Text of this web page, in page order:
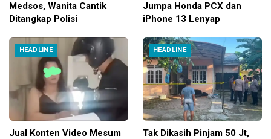
Medsos, Wanita Cantik
Ditangkap Polisi
Jumpa Honda PCX dan
iPhone 13 Lenyap
HEADLINE
Jual Konten Video Mesum
HEADLINE
Tak Dikasih Pinjam 50 Jt,